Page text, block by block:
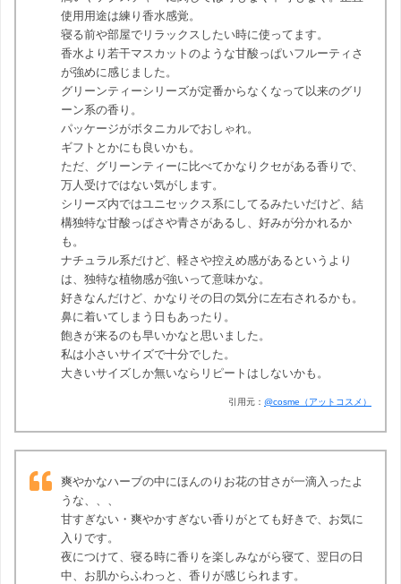
使用用途は練り香水感覚。
寝る前や部屋でリラックスしたい時に使ってます。
香水より若干マスカットのような甘酸っぱいフルーティさ
が強めに感じました。
グリーンティーシリーズが定番からなくなって以来のグリ
ーン系の香り。
パッケージがボタニカルでおしゃれ。
ギフトとかにも良いかも。
ただ、グリーンティーに比べてかなりクセがある香りで、
万人受けではない気がします。
シリーズ内ではユニセックス系にしてるみたいだけど、結
構独特な甘酸っぱさや青さがあるし、好みが分かれるか
も。
ナチュラル系だけど、軽さや控えめ感があるというより
は、独特な植物感が強いって意味かな。
好きなんだけど、かなりその日の気分に左右されるかも。
鼻に着いてしまう日もあったり。
飽きが来るのも早いかなと思いました。
私は小さいサイズで十分でした。
大きいサイズしか無いならリピートはしないかも。
引用元： @cosme（アットコスメ）
爽やかなハーブの中にほんのりお花の甘さが一滴入ったよ
うな、、、
甘すぎない・爽やかすぎない香りがとても好きで、お気に
入りです。
夜につけて、寝る時に香りを楽しみながら寝て、翌日の日
中、お肌からふわっと、香りが感じられます。